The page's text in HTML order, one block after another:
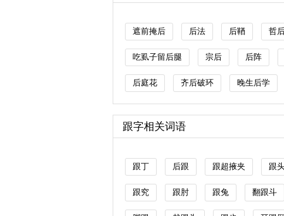
遮前掩后 后法 后鞧 哲
吃虱子留后腿 宗后 后阵
后庭花 齐后破环 晚生后学
跟字相关词语
跟丁 后跟 跟超掖夹 跟
跟究 跟肘 跟兔 翻跟斗